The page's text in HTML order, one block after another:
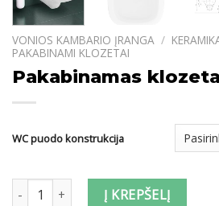
VONIOS KAMBARIO ĮRANGA /
PAKABINAMI KLOZETAI
Pakabinamas
WC puodo konstrukcija
produkto kiekis: Pakabinamas klozetas
Į KREPŠELĮ